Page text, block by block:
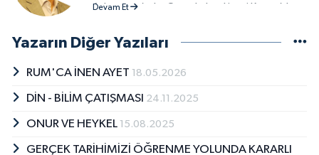
Adapazarı’nda, Ortaokul ve Liseyi Konya’da
Teğmen rütbesiyle mezun oldum. 28 Şubat
sürecinde 1999 yılında Binbaşı rütbesinde iken
emekli olarak Hava Kuvvetlerinden ayrıldım.
kuruluşlarında sosyal sorumluluğumu yerine
içinde bulunduğum vakıf ve derneklerdir.
Devam Et
Yazarın Diğer Yazıları
RUM'CA İNEN AYET 18.05.2026
DİN - BİLİM ÇATIŞMASI 24.11.2025
ONUR VE HEYKEL 15.08.2025
GERÇEK TARİHİMİZİ ÖĞRENME YOLUNDA KARARLI